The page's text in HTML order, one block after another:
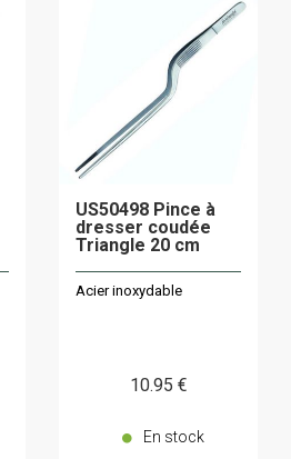
US50498 Pince à
dresser coudée
Triangle 20 cm
Acier inoxydable
10.95 €
En stock